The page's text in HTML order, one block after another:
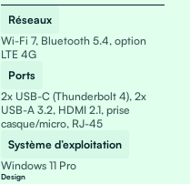
Réseaux
Wi-Fi 7, Bluetooth 5.4, option
LTE 4G
Ports
2x USB-C (Thunderbolt 4), 2x
USB-A 3.2, HDMI 2.1, prise
casque/micro, RJ-45
Système d’exploitation
Windows 11 Pro
Design